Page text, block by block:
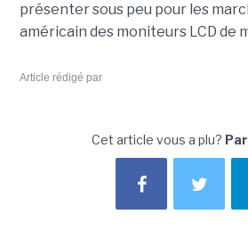
présenter sous peu pour les
américain des moniteurs LCD de
Article rédigé par
Cet article vous a plu?